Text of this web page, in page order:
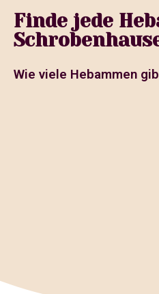
Finde jede
Wie viele Hebammen